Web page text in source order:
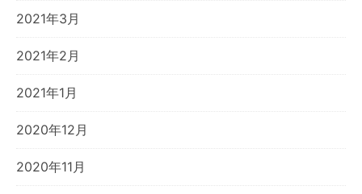
2021年3月
2021年2月
2021年1月
2020年12月
2020年11月